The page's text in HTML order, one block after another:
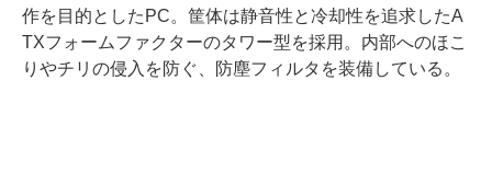
作を目的としたPC。筐体は静音性と冷却性を追求したA
TXフォームファクターのタワー型を採用。内部へのほこ
りやチリの侵入を防ぐ、防塵フィルタを装備している。